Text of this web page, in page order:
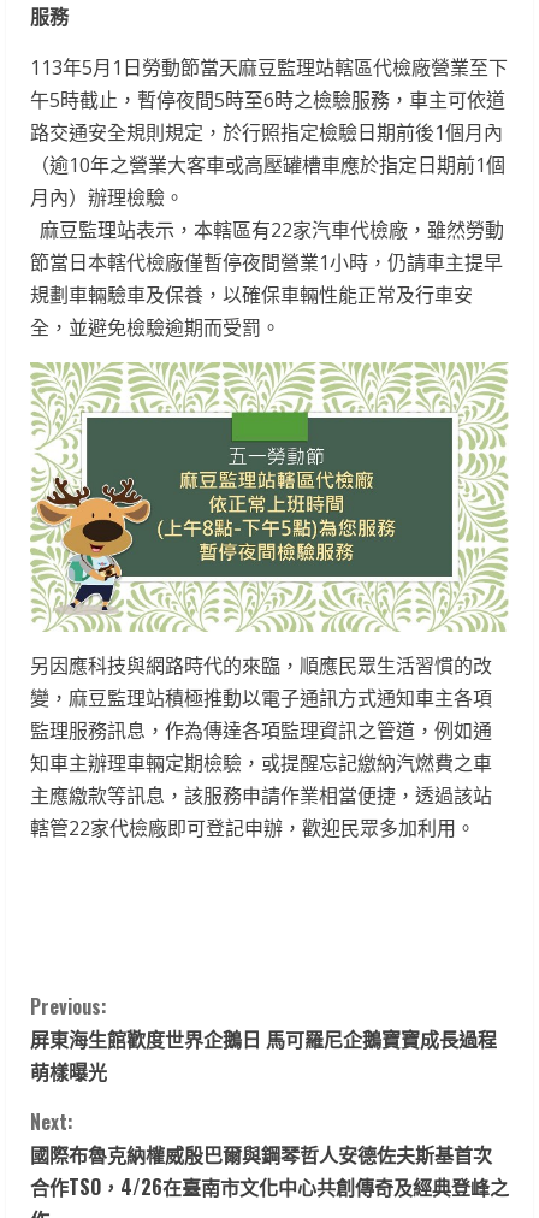
服務
113年5月1日勞動節當天麻豆監理站轄區代檢廠營業至下
午5時截止，暫停夜間5時至6時之檢驗服務，車主可依道
路交通安全規則規定，於行照指定檢驗日期前後1個月內
（逾10年之營業大客車或高壓罐槽車應於指定日期前1個
月內）辦理檢驗。
麻豆監理站表示，本轄區有22家汽車代檢廠，雖然勞動
節當日本轄代檢廠僅暫停夜間營業1小時，仍請車主提早
規劃車輛驗車及保養，以確保車輛性能正常及行車安
全，並避免檢驗逾期而受罰。
另因應科技與網路時代的來臨，順應民眾生活習慣的改
變，麻豆監理站積極推動以電子通訊方式通知車主各項
監理服務訊息，作為傳達各項監理資訊之管道，例如通
知車主辦理車輛定期檢驗，或提醒忘記繳納汽燃費之車
主應繳款等訊息，該服務申請作業相當便捷，透過該站
轄管22家代檢廠即可登記申辦，歡迎民眾多加利用。
C
o
n
t
Previous:
屏東海生館歡度世界企鵝日 馬可羅尼企鵝寶寶成長過程
萌樣曝光
Next:
國際布魯克納權威殷巴爾與鋼琴哲人安德佐夫斯基首次
合作TSO，4/26在臺南市文化中心共創傳奇及經典登峰之